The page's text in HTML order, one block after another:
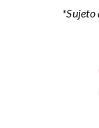
*Sujeto